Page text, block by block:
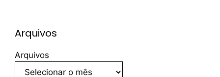
Arquivos
Arquivos